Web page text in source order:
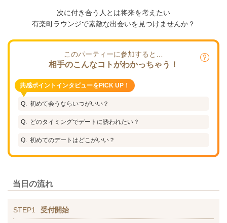
次に付き合う人とは将来を考えたい
有楽町ラウンジで素敵な出会いを見つけませんか？
このパーティーに参加すると…
相手のこんなコトがわかっちゃう！
共感ポイントインタビューをPICK UP！
初めて会うならいつがいい？
どのタイミングでデートに誘われたい？
初めてのデートはどこがいい？
当日の流れ
STEP1 受付開始